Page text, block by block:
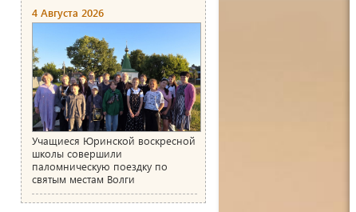
4 Августа 2026
Учащиеся Юринской воскресной
школы совершили
паломническую поездку по
святым местам Волги